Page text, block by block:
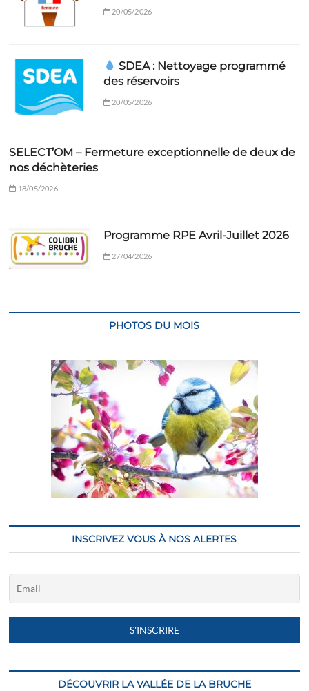
20/05/2026
SDEA : Nettoyage programmé
des réservoirs
20/05/2026
SELECT’OM – Fermeture exceptionnelle de deux de
nos déchèteries
18/05/2026
Programme RPE Avril-Juillet 2026
27/04/2026
PHOTOS DU MOIS
INSCRIVEZ VOUS À NOS ALERTES
DÉCOUVRIR LA VALLÉE DE LA BRUCHE